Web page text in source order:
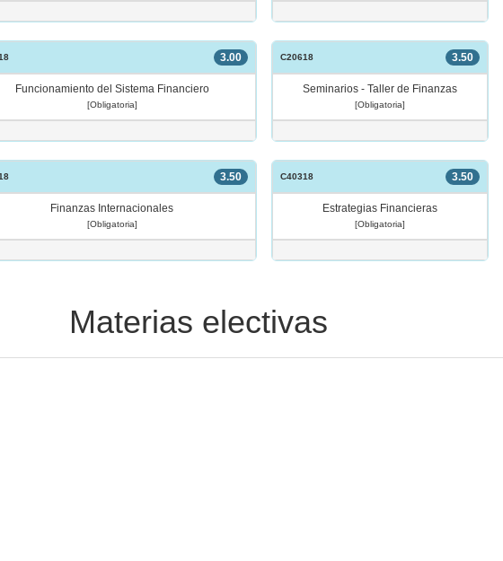
3.00
Funcionamiento del Sistema Financiero
[Obligatoria]
3.50
Finanzas Internacionales
[Obligatoria]
3.50
C20618
Seminarios - Taller de Finanzas
[Obligatoria]
3.50
C40318
Estrategias Financieras
[Obligatoria]
Materias electivas